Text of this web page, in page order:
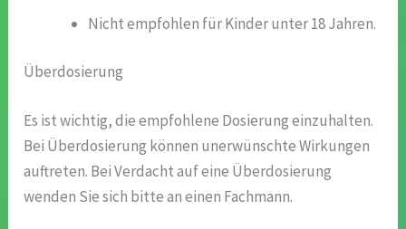
Nicht empfohlen für Kinder unter 18 Jahren.
Überdosierung
Es ist wichtig, die empfohlene Dosierung einzuhalten.
Bei Überdosierung können unerwünschte Wirkungen
auftreten. Bei Verdacht auf eine Überdosierung
wenden Sie sich bitte an einen Fachmann.